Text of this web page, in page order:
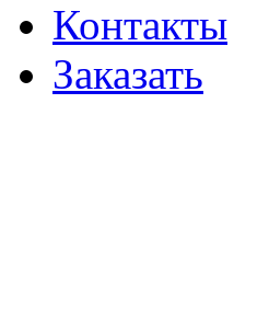
Контакты
Заказать